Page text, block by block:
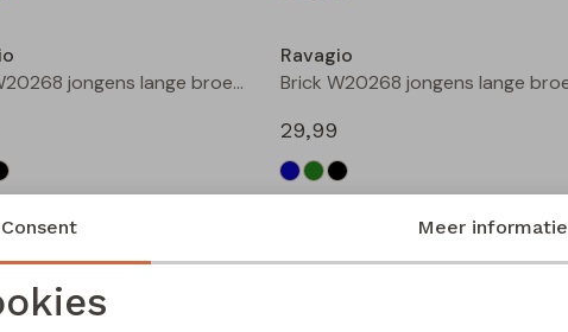
Brick W20268 jongens lange broek Groen donker
Ravagio
29,99
Nieuw
Boris W20207 jongens T-shirt lm Ecru melee
cookies
Consent Meer informatie